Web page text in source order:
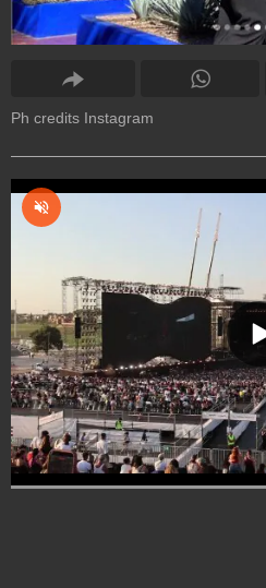
Ph credits Instagram